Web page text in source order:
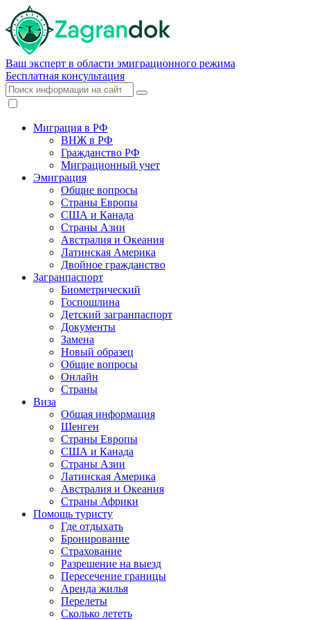
Ваш эксперт в области эмиграционного режима
Бесплатная консультация
Миграция в РФ
ВНЖ в РФ
Гражданство РФ
Миграционный учет
Эмиграция
Общие вопросы
Страны Европы
США и Канада
Страны Азии
Австралия и Океания
Латинская Америка
Двойное гражданство
Загранпаспорт
Биометрический
Госпошлина
Детский загранпаспорт
Документы
Замена
Новый образец
Общие вопросы
Онлайн
Страны
Виза
Общая информация
Шенген
Страны Европы
США и Канада
Страны Азии
Латинская Америка
Австралия и Океания
Страны Африки
Помощь туристу
Где отдыхать
Бронирование
Страхование
Разрешение на выезд
Пересечение границы
Аренда жилья
Перелеты
Сколько лететь